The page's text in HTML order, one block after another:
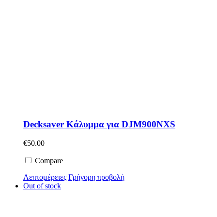
Decksaver Κάλυμμα για DJM900NXS
€50.00
Compare
Λεπτομέρειες Γρήγορη προβολή
Out of stock